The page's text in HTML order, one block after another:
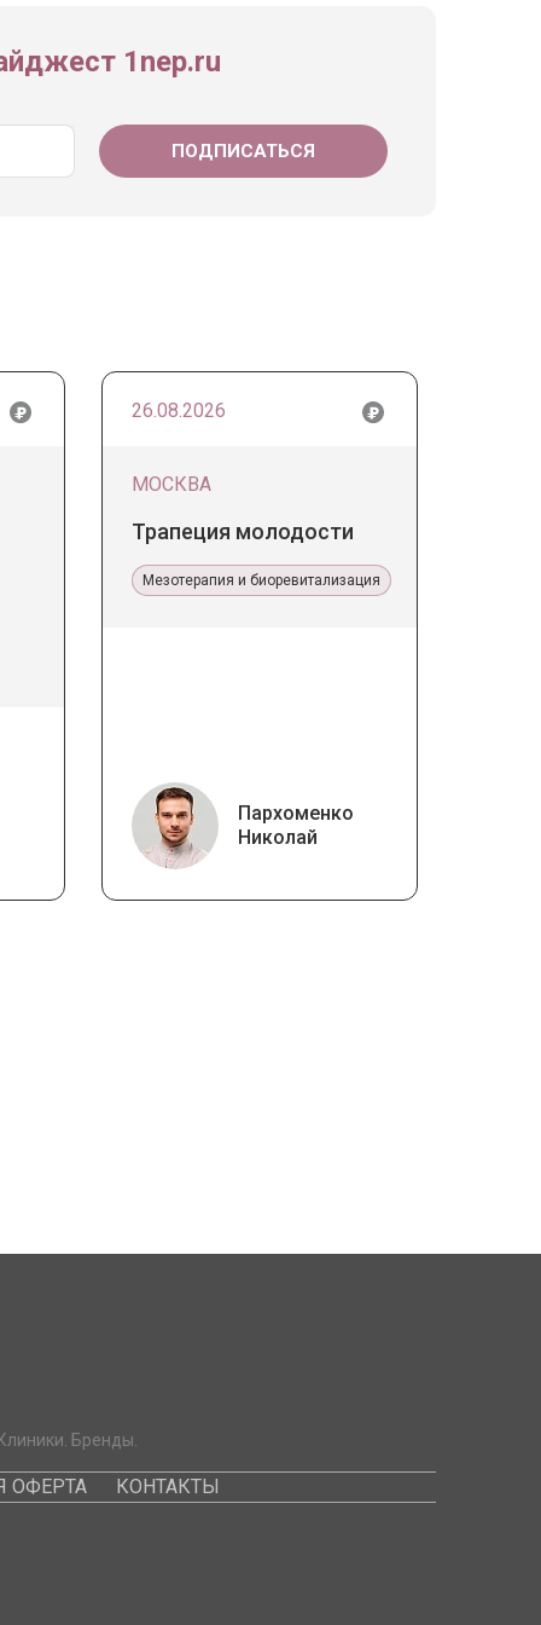
1nep.ru
26.08.2026
МОСКВА
Трапеция молодости
Мезотерапия и биоревитализация
Пархоменко
Николай
Бренды.
ОФЕРТА КОНТАКТЫ